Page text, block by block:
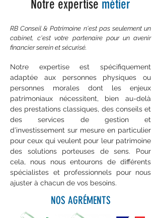
Notre expertise métier
RB Conseil & Patrimoine n'est pas seulement un
cabinet, c'est votre partenaire pour un avenir
financier serein et sécurisé.​
Notre expertise est spécifiquement
adaptée aux personnes physiques ou
personnes morales dont les enjeux
patrimoniaux nécessitent, bien au-delà
des prestations classiques, des conseils et
des services de gestion et
d’investissement sur mesure en particulier
pour ceux qui veulent pour leur patrimoine
des solutions porteuses de sens. Pour
cela, nous nous entourons de différents
spécialistes et professionnels pour nous
ajuster à chacun de vos besoins.
NOS AGRÉMENTS